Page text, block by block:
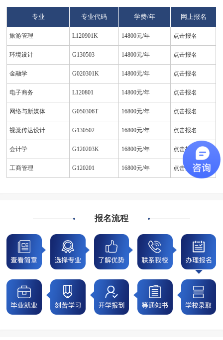
专业 专业代码 学费/年 网上报名
旅游管理 L120901K 14800元/年 点击报名
环境设计 G130503 14800元/年 点击报名
金融学 G020301K 14800元/年 点击报名
电子商务 L120801 14800元/年 点击报名
网络与新媒体 G050306T 16800元/年 点击报名
视觉传达设计 G130502 16800元/年 点击报名
会计学 G120203K 16800元/年 点击报名
工商管理 G120201 16800元/年 点击报名
报名流程